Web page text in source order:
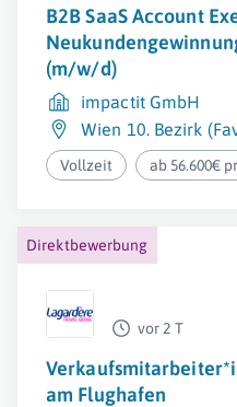
B2B SaaS Account
(m/w/d)
impactit GmbH
Wien 10. Bezirk
Vollzeit ab 56.600€
Direktbewerbung
vor 2 T
am Flughafen